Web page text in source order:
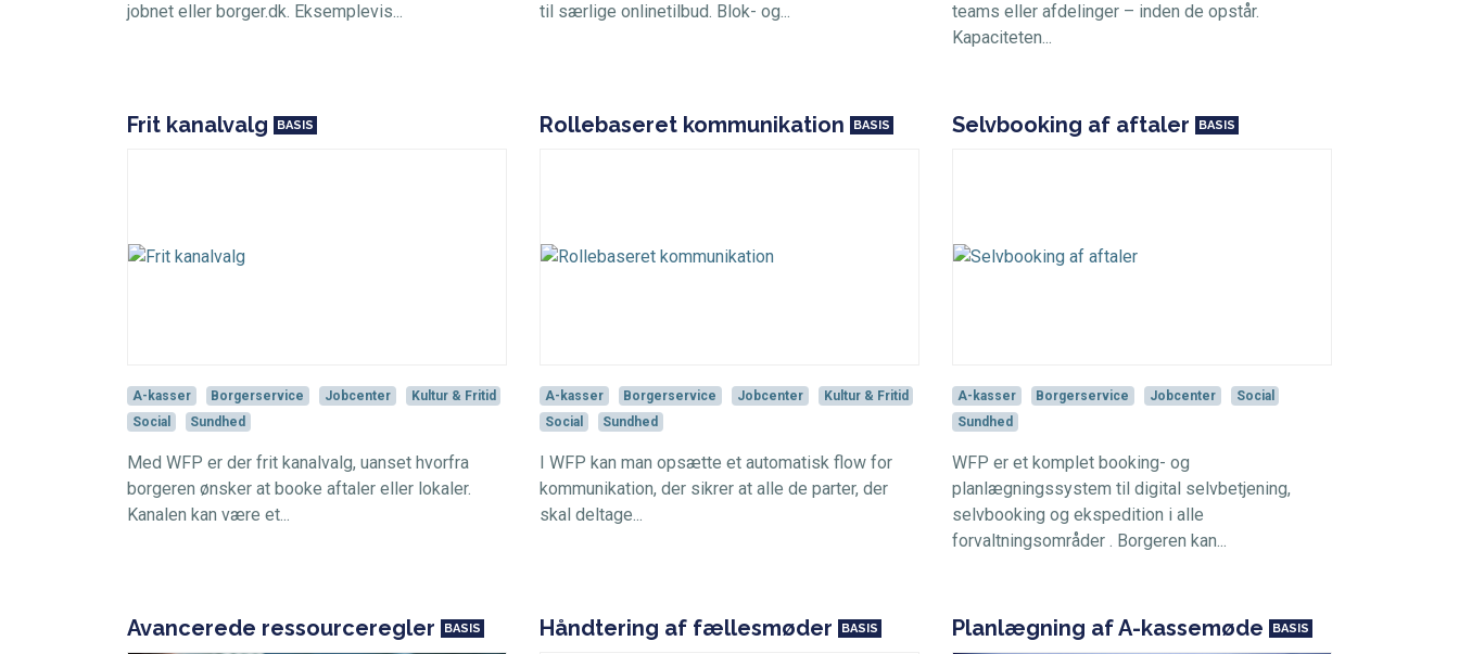
jobnet eller borger.dk. Eksemplevis...
til særlige onlinetilbud. Blok- og...
teams eller afdelinger – inden de opstår.
Kapaciteten...
Frit kanalvalg
A-kasser Borgerservice Jobcenter
Kultur & Fritid
Social
Sundhed
Med WFP er der frit kanalvalg, uanset hvorfra
borgeren ønsker at booke aftaler eller lokaler.
Kanalen kan være et...
Rollebaseret kommunikation
A-kasser Borgerservice Jobcenter
Kultur & Fritid
Social
Sundhed
I WFP kan man opsætte et automatisk flow for
kommunikation, der sikrer at alle de parter, der
skal deltage...
Selvbooking af aftaler
A-kasser Borgerservice Jobcenter
Social
Sundhed
WFP er et komplet booking- og
planlægningssystem til digital selvbetjening,
selvbooking og ekspedition i alle
forvaltningsområder . Borgeren kan...
Avancerede ressourceregler Håndtering af fællesmøder Planlægning af A-kassemøde